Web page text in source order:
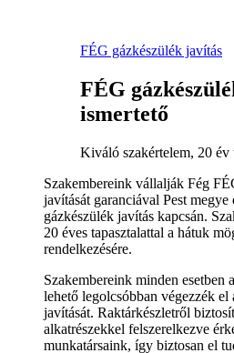
FÉG gázkészülék javítás
FÉG
ismertető
Kiváló szakértelem, 20 év
Szakembereink vállalják Fég
javítását garanciával Pest
gázkészülék javítás kapcsán.
20 éves tapasztalattal a hátuk
rendelkezésére.
Szakembereink minden esetben
lehető legolcsóbban végezzék
javítását. Raktárkészletről
alkatrészekkel felszerelkezve
munkatársaink, így biztosan el